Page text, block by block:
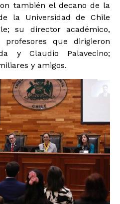
también el decano de la
la Universidad de Chile
su director académico,
profesores que dirigieron
y Claudio Palavecino;
y amigos.